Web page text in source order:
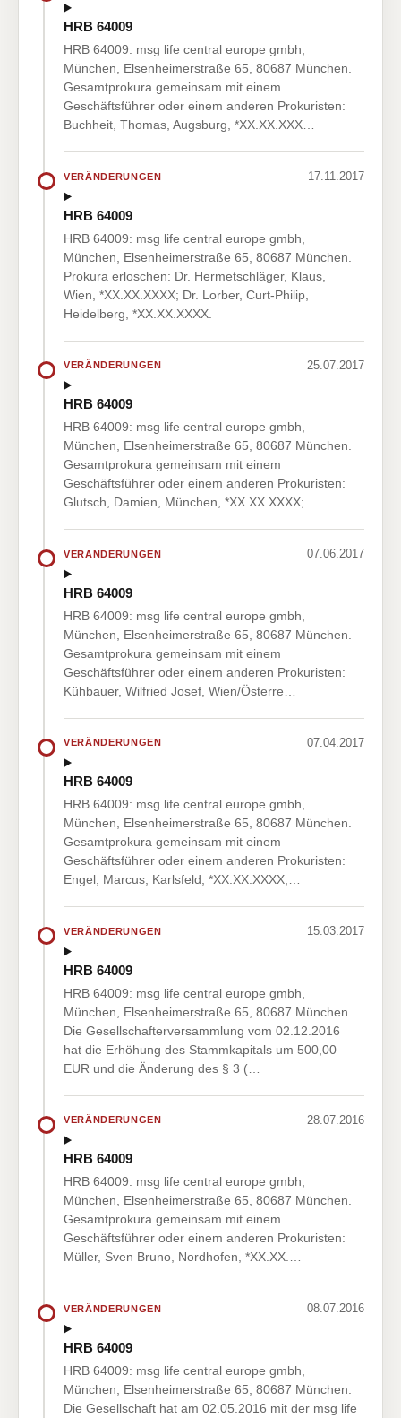
HRB 64009
HRB 64009: msg life central europe gmbh,
München, Elsenheimerstraße 65, 80687 München.
Gesamtprokura gemeinsam mit einem
Geschäftsführer oder einem anderen Prokuristen:
Buchheit, Thomas, Augsburg, *XX.XX.XXX…
VERÄNDERUNGEN 17.11.2017
HRB 64009
HRB 64009: msg life central europe gmbh,
München, Elsenheimerstraße 65, 80687 München.
Prokura erloschen: Dr. Hermetschläger, Klaus,
Wien, *XX.XX.XXXX; Dr. Lorber, Curt-Philip,
Heidelberg, *XX.XX.XXXX.
VERÄNDERUNGEN 25.07.2017
HRB 64009
HRB 64009: msg life central europe gmbh,
München, Elsenheimerstraße 65, 80687 München.
Gesamtprokura gemeinsam mit einem
Geschäftsführer oder einem anderen Prokuristen:
Glutsch, Damien, München, *XX.XX.XXXX;…
VERÄNDERUNGEN 07.06.2017
HRB 64009
HRB 64009: msg life central europe gmbh,
München, Elsenheimerstraße 65, 80687 München.
Gesamtprokura gemeinsam mit einem
Geschäftsführer oder einem anderen Prokuristen:
Kühbauer, Wilfried Josef, Wien/Österre…
VERÄNDERUNGEN 07.04.2017
HRB 64009
HRB 64009: msg life central europe gmbh,
München, Elsenheimerstraße 65, 80687 München.
Gesamtprokura gemeinsam mit einem
Geschäftsführer oder einem anderen Prokuristen:
Engel, Marcus, Karlsfeld, *XX.XX.XXXX;…
VERÄNDERUNGEN 15.03.2017
HRB 64009
HRB 64009: msg life central europe gmbh,
München, Elsenheimerstraße 65, 80687 München.
Die Gesellschafterversammlung vom 02.12.2016
hat die Erhöhung des Stammkapitals um 500,00
EUR und die Änderung des § 3 (…
VERÄNDERUNGEN 28.07.2016
HRB 64009
HRB 64009: msg life central europe gmbh,
München, Elsenheimerstraße 65, 80687 München.
Gesamtprokura gemeinsam mit einem
Geschäftsführer oder einem anderen Prokuristen:
Müller, Sven Bruno, Nordhofen, *XX.XX.…
VERÄNDERUNGEN 08.07.2016
HRB 64009
HRB 64009: msg life central europe gmbh,
München, Elsenheimerstraße 65, 80687 München.
Die Gesellschaft hat am 02.05.2016 mit der msg life